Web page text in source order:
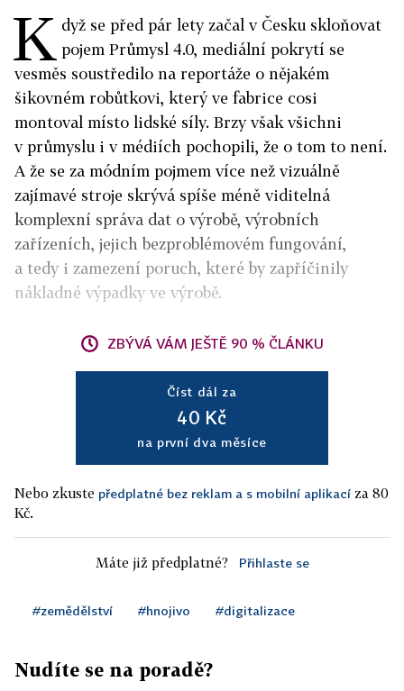
K dyž se před pár lety začal v Česku skloňovat
pojem Průmysl 4.0, mediální pokrytí se
vesměs soustředilo na reportáže o nějakém
šikovném robůtkovi, který ve fabrice cosi
montoval místo lidské síly. Brzy však všichni
v průmyslu i v médiích pochopili, že o tom to není.
A že se za módním pojmem více než vizuálně
zajímavé stroje skrývá spíše méně viditelná
komplexní správa dat o výrobě, výrobních
zařízeních, jejich bezproblémovém fungování,
a tedy i zamezení poruch, které by zapříčinily
nákladné výpadky ve výrobě.
ZBÝVÁ VÁM JEŠTĚ 90 % ČLÁNKU
Číst dál za
40 Kč
na první dva měsíce
Nebo zkuste předplatné bez reklam a s mobilní aplikací za 80
Kč.
Máte již předplatné? Přihlaste se
#zemědělství #hnojivo #digitalizace
Nudíte se na poradě?